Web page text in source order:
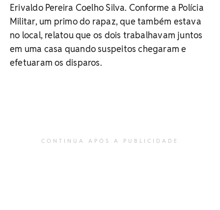
Erivaldo Pereira Coelho Silva. Conforme a Polícia
Militar, um primo do rapaz, que também estava
no local, relatou que os dois trabalhavam juntos
em uma casa quando suspeitos chegaram e
efetuaram os disparos.
CONTINUA APÓS A PUBLICIDADE